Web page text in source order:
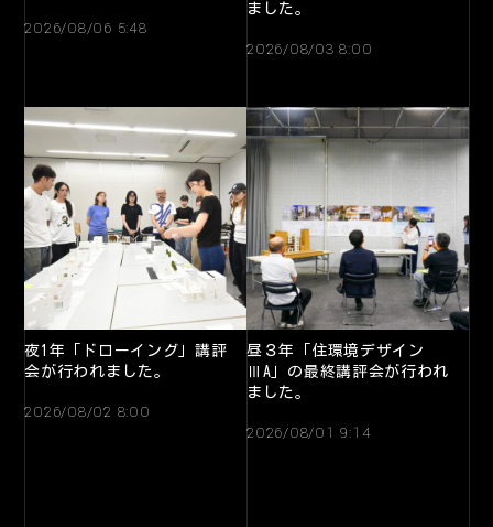
2026/08/06 5:48
ました。
2026/08/03 8:00
夜1年「ドローイング」講評
会が行われました。
2026/08/02 8:00
昼３年「住環境デザイン
ⅢA」の最終講評会が行われ
ました。
2026/08/01 9:14